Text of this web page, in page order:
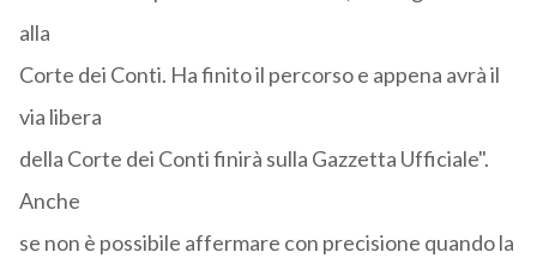
alla
Corte dei Conti. Ha finito il percorso e appena avrà il
via libera
della Corte dei Conti finirà sulla Gazzetta Ufficiale".
Anche
se non è possibile affermare con precisione quando la